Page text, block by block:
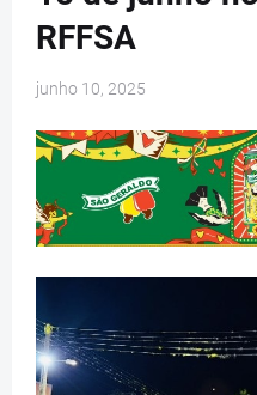
RFFSA
junho 10, 2025